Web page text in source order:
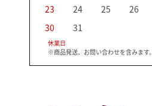
23
24 25 26
30
31
休業日
※商品発送、お問い合わせを含みます。